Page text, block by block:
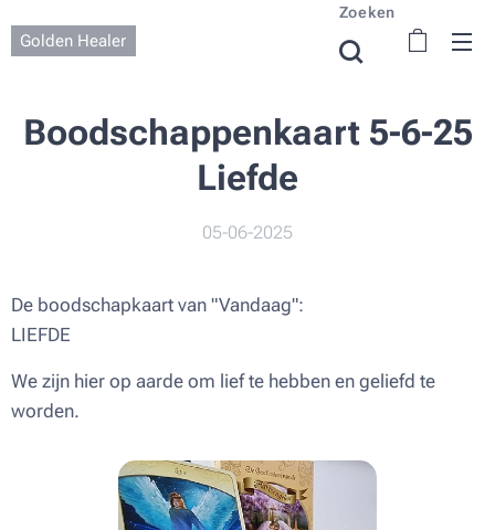
Golden Healer
Zoeken
Boodschappenkaart 5-6-25
Liefde
05-06-2025
De boodschapkaart van "Vandaag":
LIEFDE
We zijn hier op aarde om lief te hebben en geliefd te
worden.